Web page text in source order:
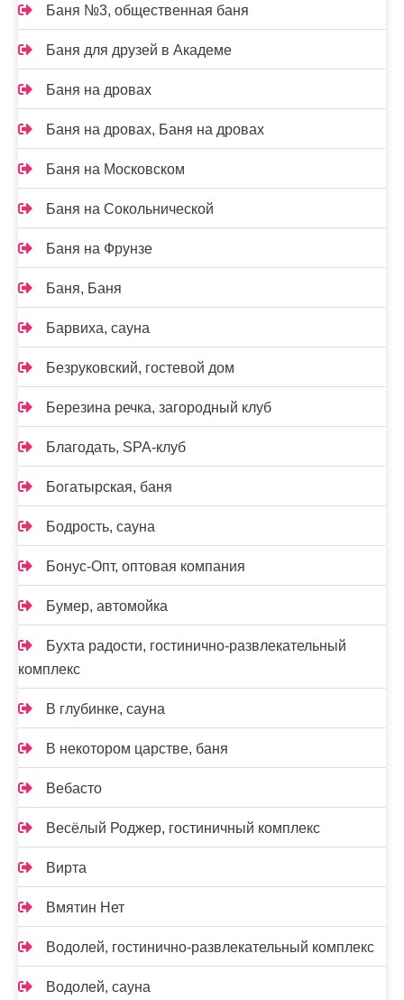
Баня №3, общественная баня
Баня для друзей в Академе
Баня на дровах
Баня на дровах, Баня на дровах
Баня на Московском
Баня на Сокольнической
Баня на Фрунзе
Баня, Баня
Барвиха, сауна
Безруковский, гостевой дом
Березина речка, загородный клуб
Благодать, SPA-клуб
Богатырская, баня
Бодрость, сауна
Бонус-Опт, оптовая компания
Бумер, автомойка
Бухта радости, гостинично-развлекательный
комплекс
В глубинке, сауна
В некотором царстве, баня
Вебасто
Весёлый Роджер, гостиничный комплекс
Вирта
Вмятин Нет
Водолей, гостинично-развлекательный комплекс
Водолей, сауна